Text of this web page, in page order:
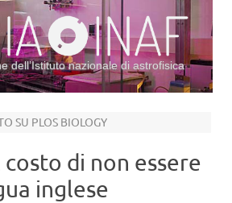
dell’Istituto nazionale di astrofisica
SU PLOS BIOLOGY
costo di non essere
inglese